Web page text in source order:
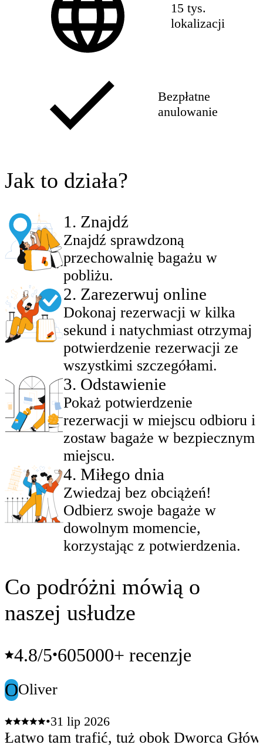
15 tys.
lokalizacji
Bezpłatne
anulowanie
Jak to działa?
1 . Znajdź
Znajdź sprawdzoną
przechowalnię bagażu w
pobliżu.
2. Zarezerwuj online
Dokonaj rezerwacji w kilka
sekund i natychmiast otrzymaj
potwierdzenie rezerwacji ze
wszystkimi szczegółami.
3. Odstawienie
Pokaż potwierdzenie
rezerwacji w miejscu odbioru i
zostaw bagaże w bezpiecznym
miejscu.
4. Miłego dnia
Zwiedzaj bez obciążeń!
Odbierz swoje bagaże w
dowolnym momencie,
korzystając z potwierdzenia.
Co podróżni mówią o
naszej usłudze
4.8/5•605000+ recenzje
OOliver
•31 lip 2026
Łatwo tam trafić, tuż obok Dworca